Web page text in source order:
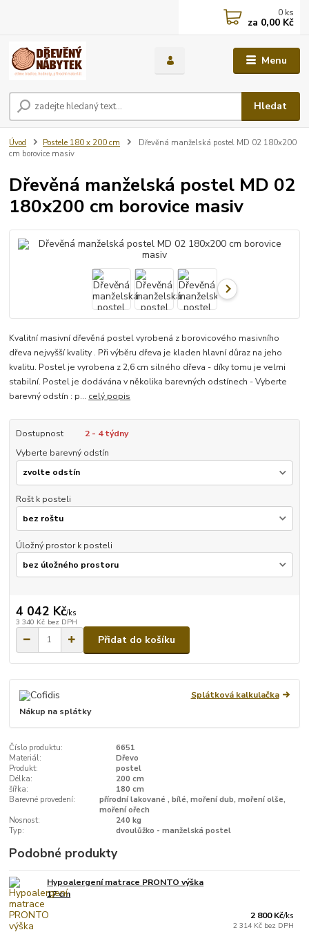
Menu
Hledat
0 ks
za 0,00 Kč
Úvod Postele 180 x 200 cm
Dřevěná manželská postel MD 02 180x200
cm borovice masiv
Dřevěná manželská postel MD 02
180x200 cm borovice masiv
Kvalitní masivní dřevěná postel vyrobená z borovicového masivního
dřeva nejvyšší kvality . Při výběru dřeva je kladen hlavní důraz na jeho
kvalitu. Postel je vyrobena z 2,6 cm silného dřeva - díky tomu je velmi
stabilní. Postel je dodávána v několika barevných odstínech - Vyberte
barevný odstín : p... celý popis
Dostupnost
2 - 4 týdny
Vyberte barevný odstín
Rošt k posteli
Úložný prostor k posteli
4 042 Kč/ks
3 340 Kč bez DPH
Přidat do košíku
Splátková kalkulačka
Nákup na splátky
Číslo produktu:
6651
Materiál:
Dřevo
Produkt:
postel
Délka:
200 cm
šířka:
180 cm
Barevné provedení:
přírodní lakované , bílé, moření dub, moření olše,
moření ořech
Nosnost:
240 kg
Typ:
dvoulůžko - manželská postel
Podobné produkty
Hypoalergení matrace PRONTO výška
17 cm
2 800 Kč/ks
2 314 Kč bez DPH